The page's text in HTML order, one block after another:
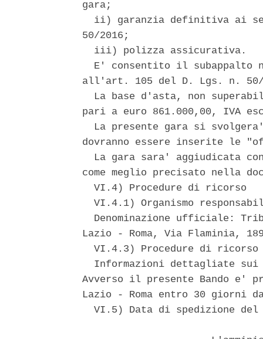
gara;
ii) garanzia definitiva ai
50/2016;
  iii) polizza assicurativa.
E' consentito il subappalto
all'art. 105 del D. Lgs. n.
La base d'asta, non
pari a euro 861.000,00, IVA
La presente gara si
dovranno essere inserite le
La gara sara' aggiudicata
come meglio precisato nella
  VI.4) Procedure di ricorso
VI.4.1) Organismo
Denominazione ufficiale:
Lazio - Roma, Via Flaminia,
VI.4.3) Procedure di
Informazioni dettagliate
Avverso il presente Bando
Lazio - Roma entro 30 giorni
VI.5) Data di spedizione